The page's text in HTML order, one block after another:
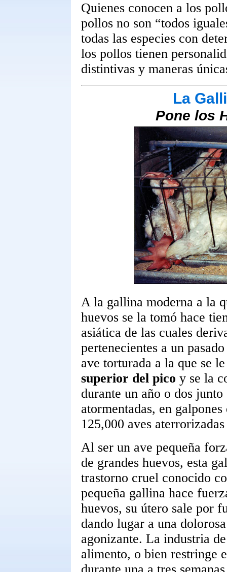
Quienes conocen a los
pollos no son “todos
todas las especies con
los pollos tienen
distintivas y maneras
La
Pone los
A la gallina moderna a la
huevos se la tomó hace
asiática de las cuales
pertenecientes a un
ave torturada a la que se
superior del pico y se la
durante un año o dos
atormentadas, en
125,000 aves
Al ser un ave pequeña
de grandes huevos, esta
trastorno cruel conocido
pequeña gallina hace
huevos, su útero sale por
dando lugar a una
agonizante. La industria
alimento, o bien restringe